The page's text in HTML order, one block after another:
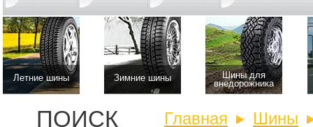
Летние шины Зимние шины
Шины для
внедорожника
ПОИСК Главная
Шины